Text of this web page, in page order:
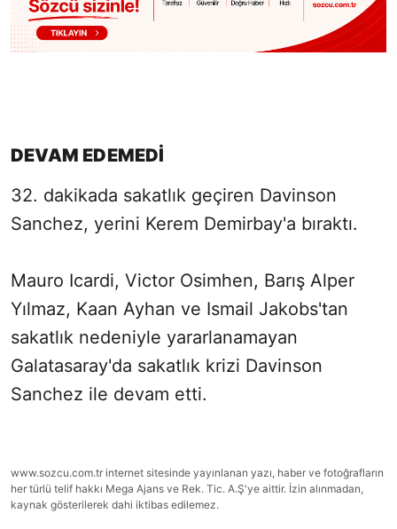
DEVAM EDEMEDİ
32. dakikada sakatlık geçiren Davinson
Sanchez, yerini Kerem Demirbay'a bıraktı.
Mauro Icardi, Victor Osimhen, Barış Alper
Yılmaz, Kaan Ayhan ve Ismail Jakobs'tan
sakatlık nedeniyle yararlanamayan
Galatasaray'da sakatlık krizi Davinson
Sanchez ile devam etti.
www.sozcu.com.tr internet sitesinde yayınlanan yazı, haber ve fotoğrafların
her türlü telif hakkı Mega Ajans ve Rek. Tic. A.Ş'ye aittir. İzin alınmadan,
kaynak gösterilerek dahi iktibas edilemez.